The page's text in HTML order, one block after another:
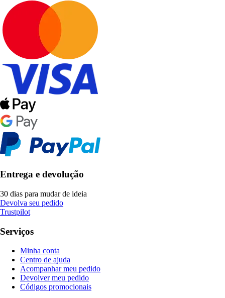
Entrega e devolução
30 dias para mudar de ideia
Devolva seu pedido
Trustpilot
Serviços
Minha conta
Centro de ajuda
Acompanhar meu pedido
Devolver meu pedido
Códigos promocionais